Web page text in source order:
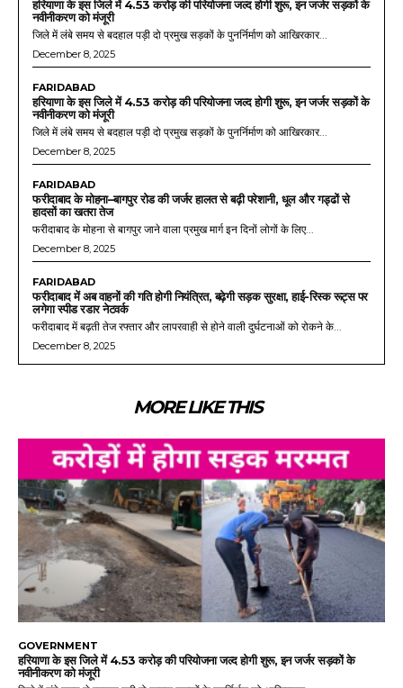
हरियाणा के इस जिले में 4.53 करोड़ की परियोजना जल्द होगी शुरू, इन जर्जर सड़कों के
नवीनीकरण को मंजूरी
जिले में लंबे समय से बदहाल पड़ी दो प्रमुख सड़कों के पुनर्निर्माण को आखिरकार...
December 8, 2025
FARIDABAD
हरियाणा के इस जिले में 4.53 करोड़ की परियोजना जल्द होगी शुरू, इन जर्जर सड़कों के
नवीनीकरण को मंजूरी
जिले में लंबे समय से बदहाल पड़ी दो प्रमुख सड़कों के पुनर्निर्माण को आखिरकार...
December 8, 2025
FARIDABAD
फरीदाबाद के मोहना–बागपुर रोड की जर्जर हालत से बढ़ी परेशानी, धूल और गड्ढों से
हादसों का खतरा तेज
फरीदाबाद के मोहना से बागपुर जाने वाला प्रमुख मार्ग इन दिनों लोगों के लिए...
December 8, 2025
FARIDABAD
फरीदाबाद में अब वाहनों की गति होगी नियंत्रित, बढ़ेगी सड़क सुरक्षा, हाई-रिस्क रूट्स पर
लगेगा स्पीड रडार नेटवर्क
फरीदाबाद में बढ़ती तेज रफ्तार और लापरवाही से होने वाली दुर्घटनाओं को रोकने के...
December 8, 2025
MORE LIKE THIS
GOVERNMENT
हरियाणा के इस जिले में 4.53 करोड़ की परियोजना जल्द होगी शुरू, इन जर्जर सड़कों के
नवीनीकरण को मंजूरी